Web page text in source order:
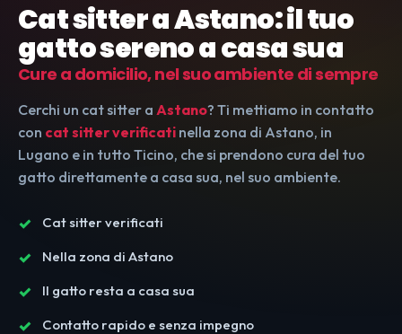
Cat sitter a Astano: il tuo
gatto sereno a casa sua
Cure a domicilio, nel suo ambiente di sempre
Cerchi un cat sitter a Astano? Ti mettiamo in contatto
con cat sitter verificati nella zona di Astano, in
Lugano e in tutto Ticino, che si prendono cura del tuo
gatto direttamente a casa sua, nel suo ambiente.
Cat sitter verificati
Nella zona di Astano
Il gatto resta a casa sua
Contatto rapido e senza impegno